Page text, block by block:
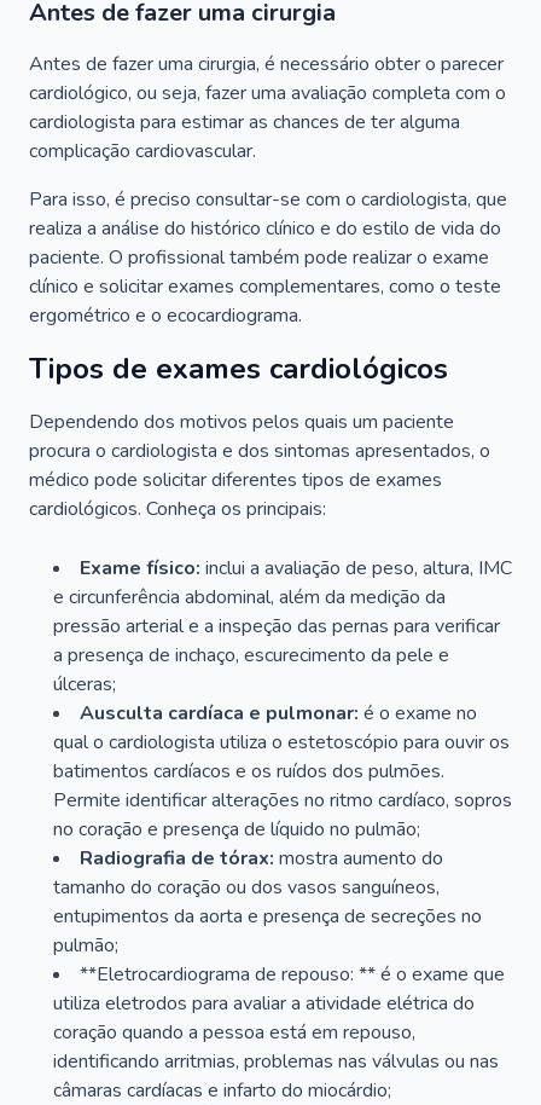
Antes de fazer uma cirurgia
Antes de fazer uma cirurgia, é necessário obter o parecer
cardiológico, ou seja, fazer uma avaliação completa com o
cardiologista para estimar as chances de ter alguma
complicação cardiovascular.
Para isso, é preciso consultar-se com o cardiologista, que
realiza a análise do histórico clínico e do estilo de vida do
paciente. O profissional também pode realizar o exame
clínico e solicitar exames complementares, como o teste
ergométrico e o ecocardiograma.
Tipos de exames cardiológicos
Dependendo dos motivos pelos quais um paciente
procura o cardiologista e dos sintomas apresentados, o
médico pode solicitar diferentes tipos de exames
cardiológicos. Conheça os principais:
Exame físico: inclui a avaliação de peso, altura, IMC
e circunferência abdominal, além da medição da
pressão arterial e a inspeção das pernas para verificar
a presença de inchaço, escurecimento da pele e
úlceras;
Ausculta cardíaca e pulmonar: é o exame no
qual o cardiologista utiliza o estetoscópio para ouvir os
batimentos cardíacos e os ruídos dos pulmões.
Permite identificar alterações no ritmo cardíaco, sopros
no coração e presença de líquido no pulmão;
Radiografia de tórax: mostra aumento do
tamanho do coração ou dos vasos sanguíneos,
entupimentos da aorta e presença de secreções no
pulmão;
**Eletrocardiograma de repouso: ** é o exame que
utiliza eletrodos para avaliar a atividade elétrica do
coração quando a pessoa está em repouso,
identificando arritmias, problemas nas válvulas ou nas
câmaras cardíacas e infarto do miocárdio;